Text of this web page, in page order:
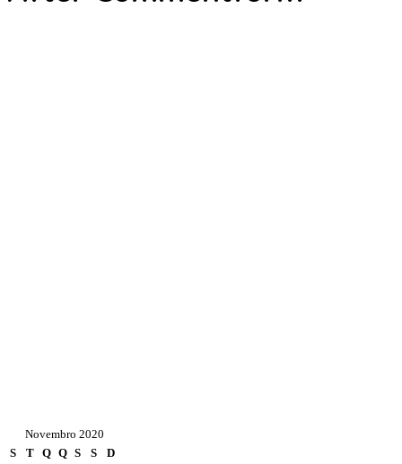
Novembro 2020
S
T Q Q S S
D